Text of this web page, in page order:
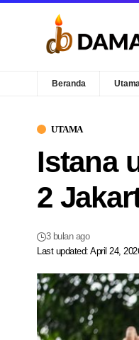
Beranda
UTAMA
Istana
2
Last updated: April 24,
3 bulan ago